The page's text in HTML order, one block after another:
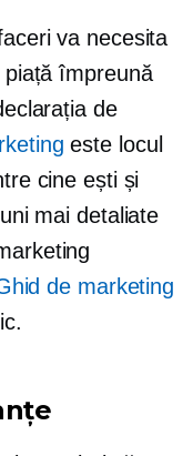
va necesita
împreună
de
este locul
cine ești și
mai detaliate
de marketing